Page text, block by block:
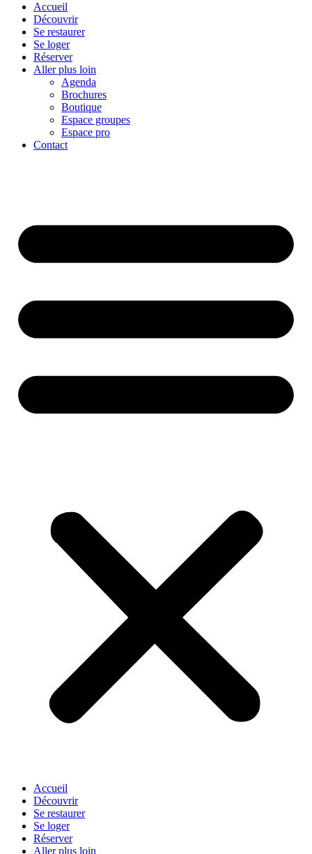
Accueil
Découvrir
Se restaurer
Se loger
Réserver
Aller plus loin
Agenda
Brochures
Boutique
Espace groupes
Espace pro
Contact
Accueil
Découvrir
Se restaurer
Se loger
Réserver
Aller plus loin